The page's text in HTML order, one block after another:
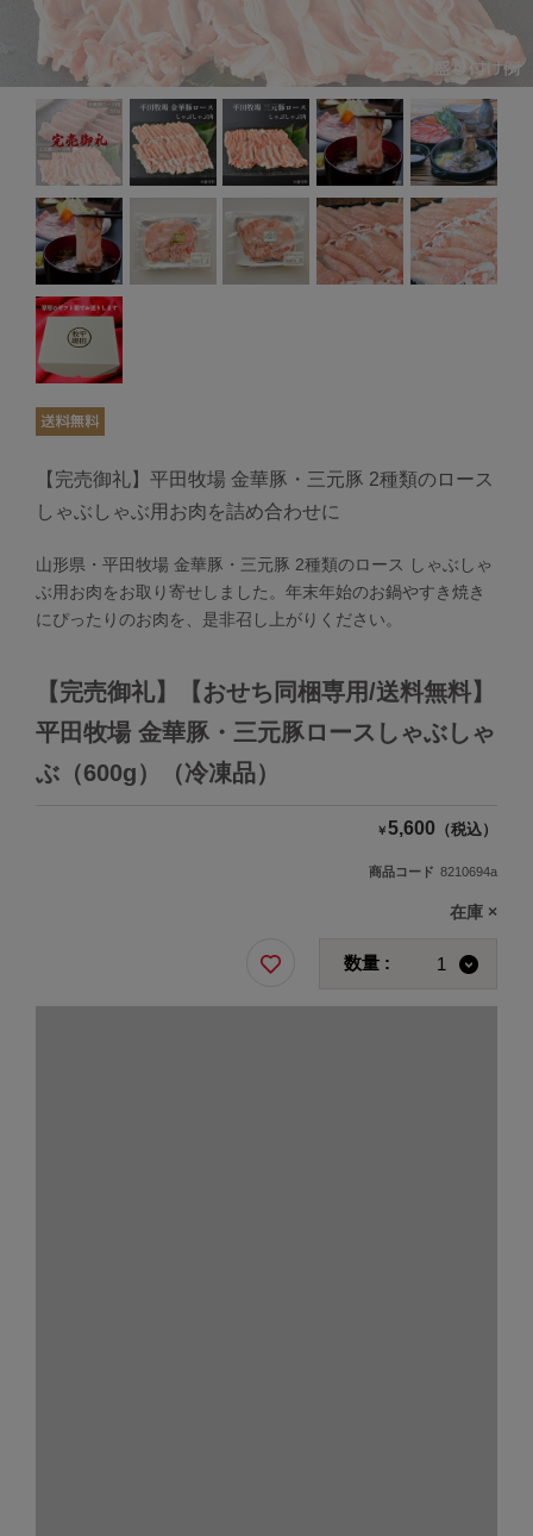
【完売御礼】平田牧場 金華豚・三元豚 2種類のロース
しゃぶしゃぶ用お肉を詰め合わせに
山形県・平田牧場 金華豚・三元豚 2種類のロース しゃぶしゃ
ぶ用お肉をお取り寄せしました。年末年始のお鍋やすき焼き
にぴったりのお肉を、是非召し上がりください。
【完売御礼】【おせち同梱専用/送料無料】
平田牧場 金華豚・三元豚ロースしゃぶしゃ
ぶ（600g）（冷凍品）
￥5,600 （税込）
商品コード 8210694a
在庫 ×
数量 :